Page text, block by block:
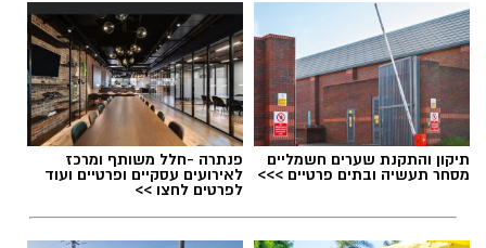
תיקון והתקנת שערים חשמליים
מסחר תעשיה ובתים פרטיים >>>
פנתרה -חלל משותף ומרכז
לאירועים עסקיים ופרטיים ועוד
לפרטים לחצו >>